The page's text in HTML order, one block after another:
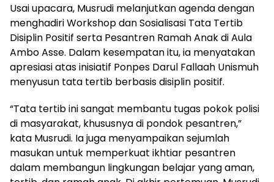
Usai upacara, Musrudi melanjutkan agenda dengan
menghadiri Workshop dan Sosialisasi Tata Tertib
Disiplin Positif serta Pesantren Ramah Anak di Aula
Ambo Asse. Dalam kesempatan itu, ia menyatakan
apresiasi atas inisiatif Ponpes Darul Fallaah Unismuh
menyusun tata tertib berbasis disiplin positif.
“Tata tertib ini sangat membantu tugas pokok polisi
di masyarakat, khususnya di pondok pesantren,”
kata Musrudi. Ia juga menyampaikan sejumlah
masukan untuk memperkuat ikhtiar pesantren
dalam membangun lingkungan belajar yang aman,